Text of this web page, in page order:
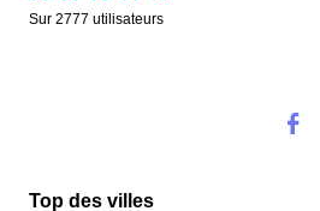
Sur 2777 utilisateurs
Top des villes